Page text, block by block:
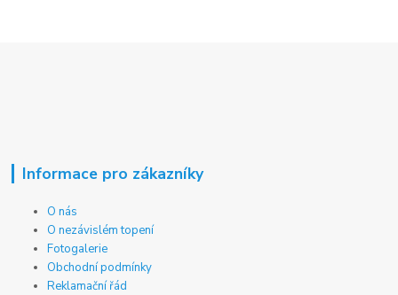
Informace pro zákazníky
O nás
O nezávislém topení
Fotogalerie
Obchodní podmínky
Reklamační řád